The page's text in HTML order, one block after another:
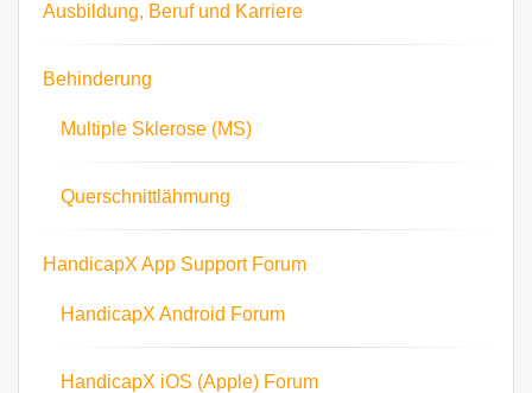
Ausbildung, Beruf und Karriere
Behinderung
Multiple Sklerose (MS)
Querschnittlähmung
HandicapX App Support Forum
HandicapX Android Forum
HandicapX iOS (Apple) Forum